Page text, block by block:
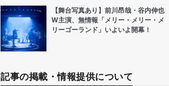
【舞台写真あり】前川昂哉・谷内伸也
W主演、無情報「メリー・メリー・メ
リーゴーランド」いよいよ開幕！
記事の掲載・情報提供について